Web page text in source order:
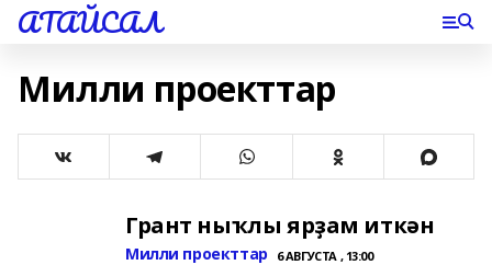
АТАЙСАЛ
Милли проекттар
Грант ныҡлы ярҙам иткән
Милли проекттар 6 АВГУСТА , 13:00